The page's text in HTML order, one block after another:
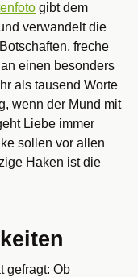
gibt dem
verwandelt die
freche
einen besonders
als tausend Worte
wenn der Mund mit
Liebe immer
sollen vor allen
Haken ist die
gefragt: Ob